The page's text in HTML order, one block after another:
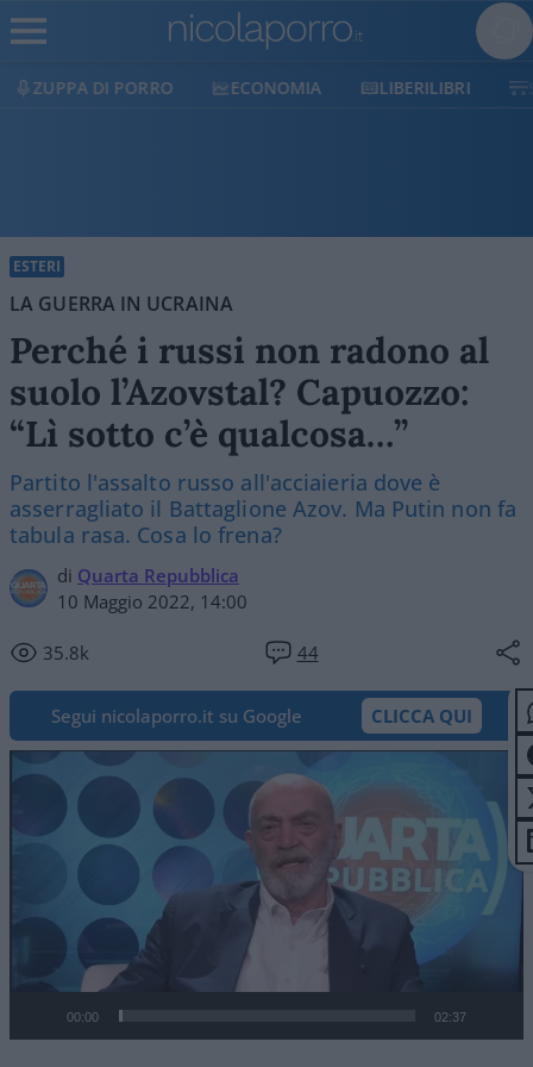
ECONOMIA LIBERILIBRI SHOP
ESTERI
LA GUERRA IN UCRAINA
Perché i russi non radono al
suolo l’Azovstal? Capuozzo:
“Lì sotto c’è qualcosa…”
Partito l'assalto russo all'acciaieria dove è
asserragliato il Battaglione Azov. Ma Putin non fa
tabula rasa. Cosa lo frena?
di Quarta Repubblica
10 Maggio 2022, 14:00
35.8k 44
Segui nicolaporro.it su Google CLICCA QUI
Video
Player
00:00 02:37